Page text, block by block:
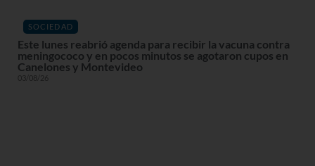
SOCIEDAD
Este lunes reabrió agenda para recibir la vacuna contra
meningococo y en pocos minutos se agotaron cupos en
Canelones y Montevideo
03/08/26